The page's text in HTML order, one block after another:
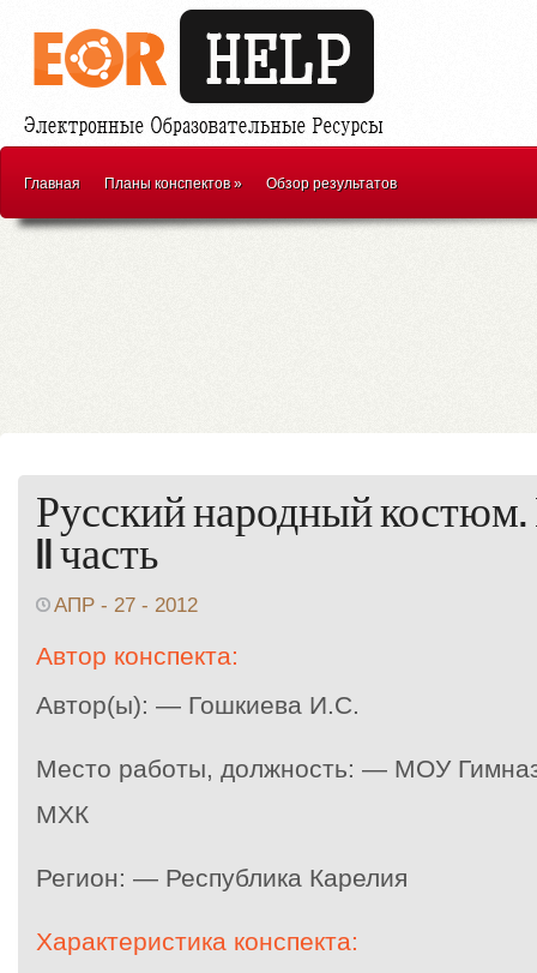
Главная Планы конспектов» Обзор результатов
Русский народный костюм.
II часть
АПР - 27 - 2012
Автор конспекта:
Автор(ы): — Гошкиева И.С.
Место работы, должность: — МОУ
МХК
Регион: — Республика Карелия
Характеристика конспекта: